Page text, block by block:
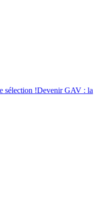
sélection !Devenir GAV : la